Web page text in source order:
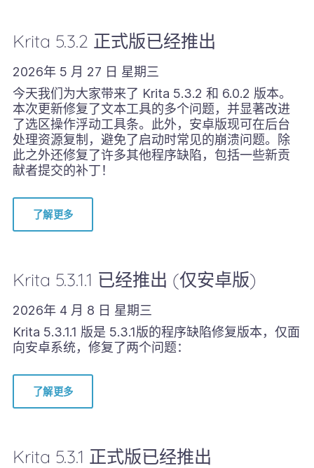
Krita 5.3.2 正式版已经推出
2026年 5 月 27 日 星期三
今天我们为大家带来了 Krita 5.3.2 和 6.0.2 版本。
本次更新修复了文本工具的多个问题，并显著改进
了选区操作浮动工具条。此外，安卓版现可在后台
处理资源复制，避免了启动时常见的崩溃问题。除
此之外还修复了许多其他程序缺陷，包括一些新贡
献者提交的补丁！
了解更多
Krita 5.3.1.1 已经推出 (仅安卓版)
2026年 4 月 8 日 星期三
Krita 5.3.1.1 版是 5.3.1版的程序缺陷修复版本，仅面
向安卓系统，修复了两个问题：
了解更多
Krita 5.3.1 正式版已经推出